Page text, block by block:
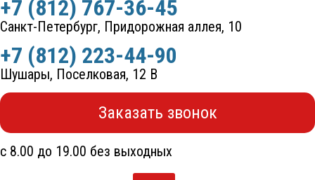
+7 (812) 767-36-45
Санкт-Петербург, Придорожная аллея, 10
+7 (812) 223-44-90
Шушары, Поселковая, 12 В
Заказать звонок
с 8.00 до 19.00 без выходных